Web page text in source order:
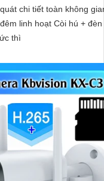
chi tiết toàn không
linh hoạt Còi hú +
thì